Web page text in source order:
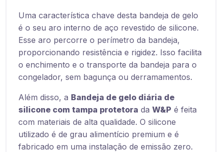
Uma característica chave desta bandeja de gelo
é o seu aro interno de aço revestido de silicone.
Esse aro percorre o perímetro da bandeja,
proporcionando resistência e rigidez. Isso facilita
o enchimento e o transporte da bandeja para o
congelador, sem bagunça ou derramamentos.
Além disso, a Bandeja de gelo diária de
silicone com tampa protetora da W&P é feita
com materiais de alta qualidade. O silicone
utilizado é de grau alimentício premium e é
fabricado em uma instalação de emissão zero.